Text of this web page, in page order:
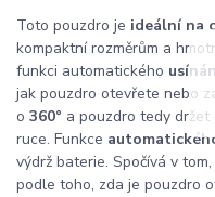
Toto pouzdro je ideální na
kompaktní rozměrům a
funkci automatického
jak pouzdro otevřete nebo
o 360° a pouzdro tedy držet
ruce. Funkce
výdrž baterie. Spočívá v
podle toho, zda je pouzdro